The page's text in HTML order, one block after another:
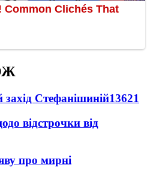
Стефанішиній13621
відстрочки від
про мирні